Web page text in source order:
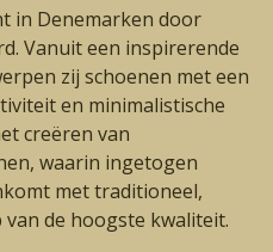
in Denemarken door
Vanuit een inspirerende
zij schoenen met een
en minimalistische
creëren van
waarin ingetogen
met traditioneel,
de hoogste kwaliteit.